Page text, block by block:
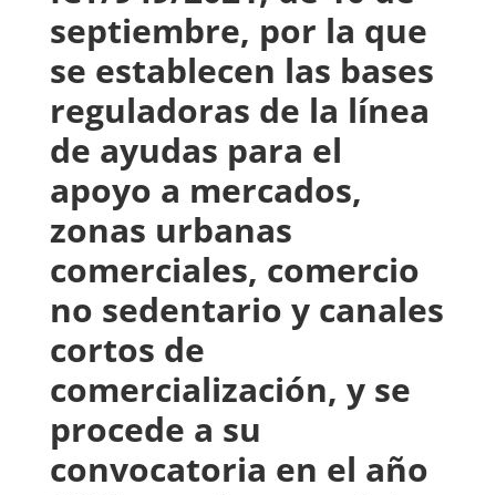
septiembre, por la que
se establecen las bases
reguladoras de la línea
de ayudas para el
apoyo a mercados,
zonas urbanas
comerciales, comercio
no sedentario y canales
cortos de
comercialización, y se
procede a su
convocatoria en el año